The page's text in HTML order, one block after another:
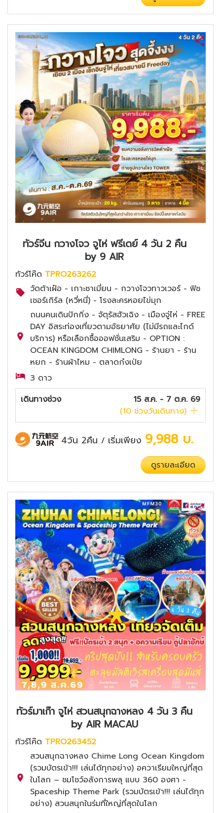
ทัวร์จีน กวางโจว จูไห่ ฟรีเดย์ 4 วัน 2 คืน
by 9 AIR
ทัวร์โค๊ด TPRO263262
วัดต้าเฝ๋อ - เกาะซาเมี่ยน - กวางโจวทาวเวอร์ - ฟิช
เชอร์เกิร์ล (หวี่หนี่) - โรงละครหอยไข่มุก
ถนนคนเดินปักกิ่ง - จัตุรัสฮัวเฉิง - เมืองจู่ไห่ - FREE
DAY อิสระท่องเที่ยวตามอัธยาศัย (ไม่มีรถและไกด์
บริการ) หรือเลือกซื้อออฟชั่นเสริม - OPTION :
OCEAN KINGDOM CHIMLONG - ร้านยา - ร้าน
หยก - ร้านผ้าไหม - ตลาดก๋งเป่ย
3 ดาว
เดินทางช่วง
15 ส.ค. - 7 ต.ค. 69
(10 ช่วงวันเดินทาง)
4วัน 2คืน / เริ่มเพียง 9,988 บ.
ดูรายละเอียด
ทัวร์มาเก๊า จูไห่ สวนสนุกฉางหลง 4 วัน 3 คืน
by AIR MACAU
ทัวร์โค๊ด TPRO263452
สวนสนุกฉางหลง Chime Long Ocean Kingdom
(รวมบัตรเข้า!!! เล่นได้ทุกอย่าง) อควาเรียมใหญ่ที่สุด
ในโลก – ชมโชว์อลังการพลุ แบบ 360 องศา -
Spaceship Theme Park (รวมบัตรเข้า!!! เล่นได้ทุก
อย่าง) สวนสนุกในร่มที่ใหญ่ที่สุดในโลก